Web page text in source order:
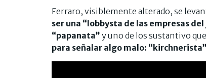
Ferraro, visiblemente alterado, se
ser una “lobbysta de las empresas
“papanata” y uno de los sustantivo
para señalar algo malo: “kirchnerista”